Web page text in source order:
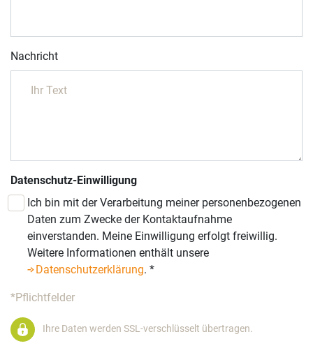
Nachricht
Datenschutz-Einwilligung
Ich bin mit der Verarbeitung meiner personenbezogenen
Daten zum Zwecke der Kontaktaufnahme
einverstanden. Meine Einwilligung erfolgt freiwillig.
Weitere Informationen enthält unsere
Datenschutzerklärung. *
*Pflichtfelder
Ihre Daten werden SSL-verschlüsselt übertragen.